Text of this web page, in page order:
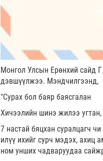
Монгол Улсын Ерөнхий сайд
дэвшүүлжээ. Мэндчилгээнд,
"Сурах бол баяр баясгалан
Хичээлийн шинэ жилээ
7 настай бяцхан суралцагч
илүү ихийг сурч мэдэх, ахиц
ном унших чадваруудаа